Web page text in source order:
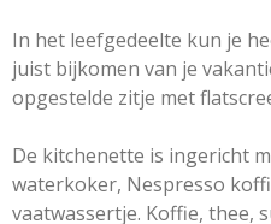
In het leefgedeelte kun je
juist bijkomen van je
opgestelde zitje met
De kitchenette is ingericht
waterkoker, Nespresso
vaatwassertje. Koffie, thee,